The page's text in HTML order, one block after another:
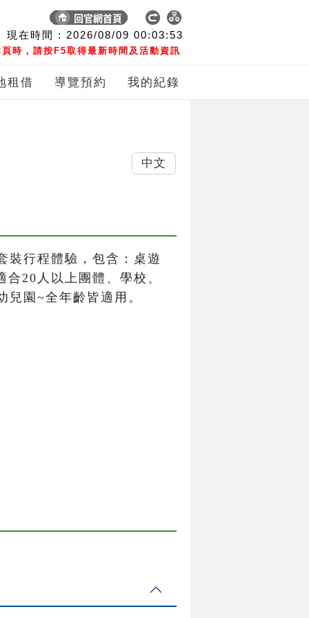
現在時間 : 2026/08/09 00:03:54
時，請按F5取得最新時間及活動資訊
租借 導覽預約 我的紀錄
裝行程體驗，包含：桌遊
20人以上團體、學校、
園~全年齡皆適用。